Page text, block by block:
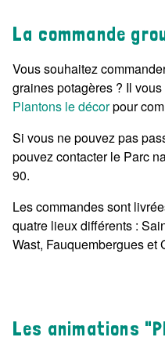
La commande
Vous souhaitez
graines potagères ? Il
Plantons le décorpour
Si vous ne pouvez pas
pouvez contacter le Parc
90.
Les commandes sont
quatre lieux différents :
Wast, Fauquembergues et
Les animations